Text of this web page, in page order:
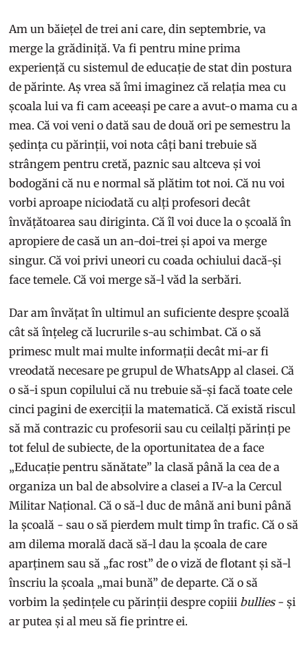
Am un băiețel de trei ani care, din septembrie, va
merge la grădiniță. Va fi pentru mine prima
experiență cu sistemul de educație de stat din postura
de părinte. Aș vrea să îmi imaginez că relația mea cu
școala lui va fi cam aceeași pe care a avut-o mama cu a
mea. Că voi veni o dată sau de două ori pe semestru la
ședința cu părinții, voi nota câți bani trebuie să
strângem pentru cretă, paznic sau altceva și voi
bodogăni că nu e normal să plătim tot noi. Că nu voi
vorbi aproape niciodată cu alți profesori decât
învățătoarea sau diriginta. Că îl voi duce la o școală în
apropiere de casă un an-doi-trei și apoi va merge
singur. Că voi privi uneori cu coada ochiului dacă-și
face temele. Că voi merge să-l văd la serbări.
Dar am învățat în ultimul an suficiente despre școală
cât să înțeleg că lucrurile s-au schimbat. Că o să
primesc mult mai multe informații decât mi-ar fi
vreodată necesare pe grupul de WhatsApp al clasei. Că
o să-i spun copilului că nu trebuie să-și facă toate cele
cinci pagini de exerciții la matematică. Că există riscul
să mă contrazic cu profesorii sau cu ceilalți părinți pe
tot felul de subiecte, de la oportunitatea de a face
„Educație pentru sănătate” la clasă până la cea de a
organiza un bal de absolvire a clasei a IV-a la Cercul
Militar Național. Că o să-l duc de mână ani buni până
la școală - sau o să pierdem mult timp în trafic. Că o să
am dilema morală dacă să-l dau la școala de care
aparținem sau să „fac rost” de o viză de flotant și să-l
înscriu la școala „mai bună” de departe. Că o să
vorbim la ședințele cu părinții despre copiii bullies- și
ar putea și al meu să fie printre ei.